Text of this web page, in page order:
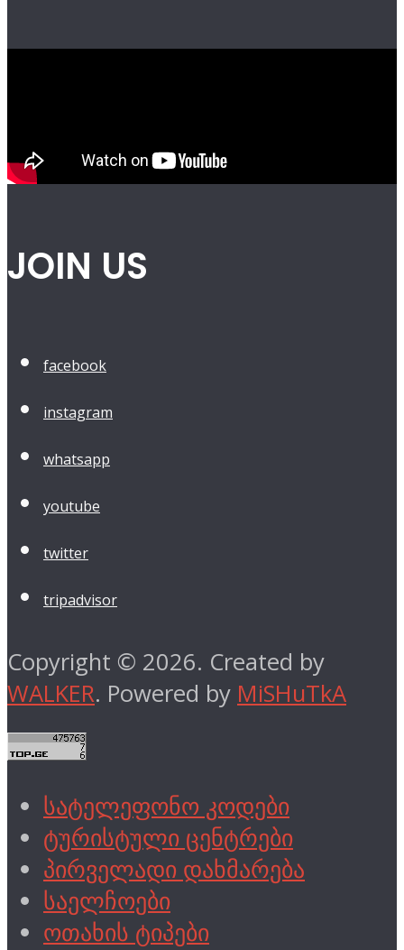
JOIN US
facebook
instagram
whatsapp
youtube
twitter
tripadvisor
Copyright © 2026. Created by
WALKER. Powered by MiSHuTkA
სატელეფონო კოდები
ტურისტული ცენტრები
პირველადი დახმარება
საელჩოები
ოთახის ტიპები